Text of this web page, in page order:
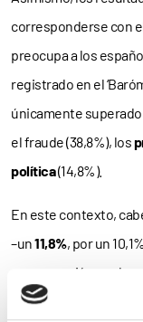
corresponderse con
preocupa a los
registrado en el
únicamente
el fraude (38,8%), los
política(14,8%).
En este contexto,
–un11,8%, por un
preocupación por los
problema que, en